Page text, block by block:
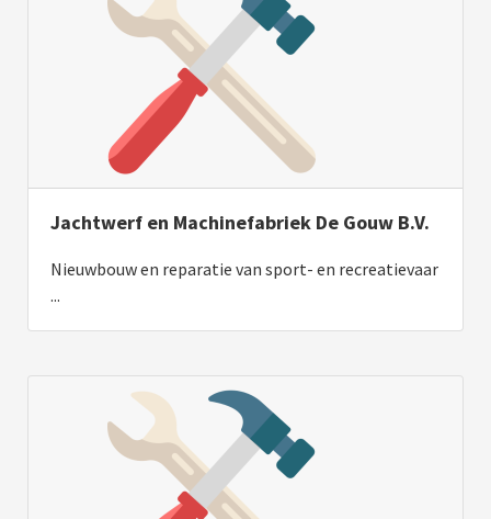
Jachtwerf en Machinefabriek De Gouw B.V.
Nieuwbouw en reparatie van sport- en recreatievaar
...